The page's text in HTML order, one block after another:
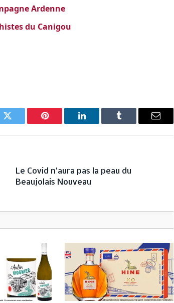
Ardenne
du Canigou
Twitter Pinterest LinkedIn Tumblr Email
Le Covid n’aura pas la peau du
Beaujolais Nouveau